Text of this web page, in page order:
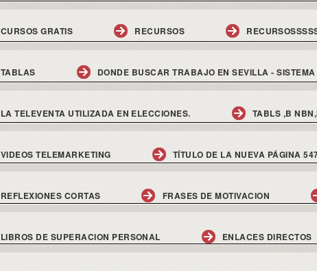
CURSOS GRATIS RECURSOS
TABLAS DONDE BUSCAR TRABAJO EN SEVILLA -
LA TELEVENTA UTILIZADA EN ELECCIONES. TABLS ,B
VIDEOS TELEMARKETING TÍTULO DE LA NUEVA PÁGINA
REFLEXIONES CORTAS FRASES DE MOTIVACION
LIBROS DE SUPERACION PERSONAL ENLACES DIRECTOS